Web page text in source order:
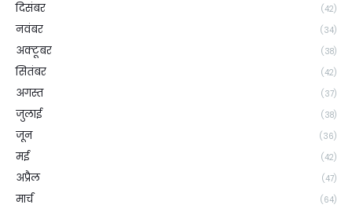
दिसंबर (42)
नवंबर (34)
अक्टूबर (38)
सितंबर (42)
अगस्त (37)
जुलाई (38)
जून (36)
मई (42)
अप्रैल (47)
मार्च (64)